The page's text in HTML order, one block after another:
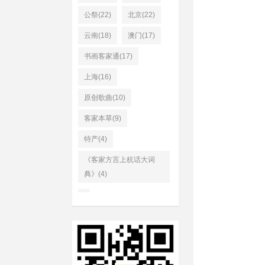
公祭(22) 北京(22)
云南(18) 澳门(17)
书画客家通(17)
上海(16)
原创歌曲(10)
客家本草(9)
特产(4)
《客家方言上杭话大词
典》(4)